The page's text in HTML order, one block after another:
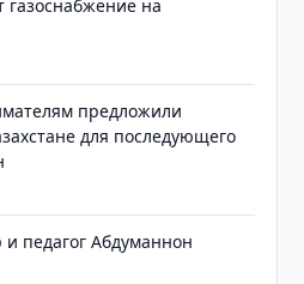
газоснабжение на
предложили
для последующего
педагог Абдуманнон